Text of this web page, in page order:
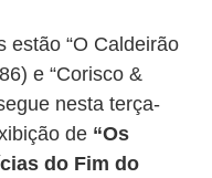
estão “O Caldeirão
e “Corisco &
nesta terça-
de “Os
do Fim do